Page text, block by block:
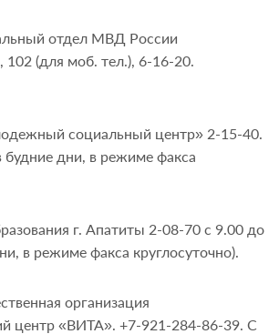
отдел МВД России
102 (для моб. тел.), 6-16-20.
социальный центр» 2-15-40.
будние дни, в режиме факса
г. Апатиты 2-08-70 с 9.00 до
в режиме факса круглосуточно).
организация
центр «ВИТА». +7-921-284-86-39. С